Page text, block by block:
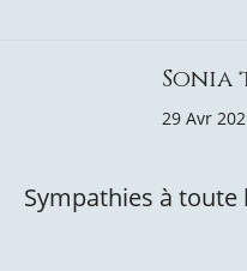
Sonia
29 Avr
Sympathies à toute